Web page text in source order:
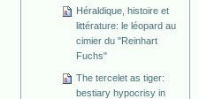
Héraldique, histoire et
littérature: le léopard au
cimier du "Reinhart
Fuchs"
The tercelet as tiger:
bestiary hypocrisy in